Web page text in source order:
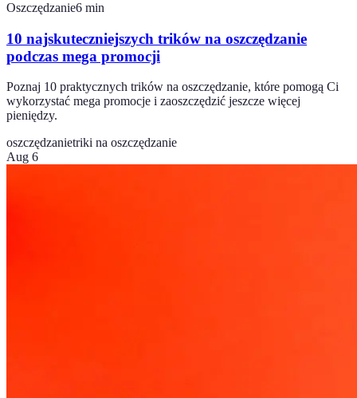
Oszczędzanie6 min
10 najskuteczniejszych trików na oszczędzanie
podczas mega promocji
Poznaj 10 praktycznych trików na oszczędzanie, które pomogą Ci
wykorzystać mega promocje i zaoszczędzić jeszcze więcej
pieniędzy.
oszczędzanietriki na oszczędzanie
Aug 6